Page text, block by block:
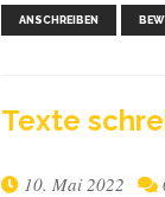
ANSCHREIBEN
Texte
10. Mai 2022